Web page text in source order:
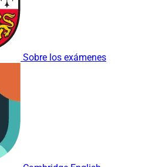
Sobre los exámenes